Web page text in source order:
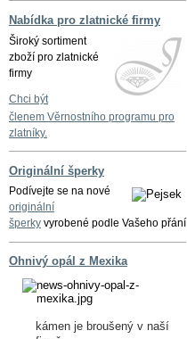
Nabídka pro zlatnické firmy
Široký sortiment
zboží pro zlatnické
firmy
Chci být
členem Věrnostního programu pro
zlatníky.
Originální šperky
Podívejte se na nové
originální
šperky vyrobené podle Vašeho přání
Ohnivý opál z Mexika
kámen je broušený v naší